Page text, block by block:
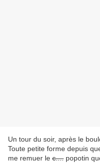
Un tour du soir, après le
Toute petite forme depuis
me remuer le c.... popotin